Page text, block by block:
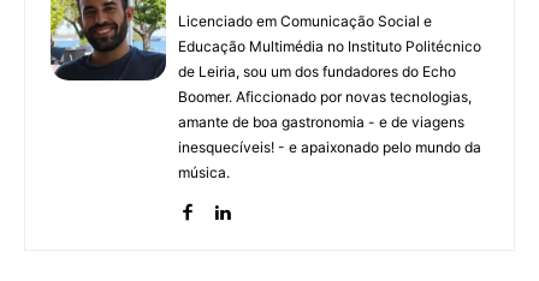
Licenciado em Comunicação Social e
Educação Multimédia no Instituto Politécnico
de Leiria, sou um dos fundadores do Echo
Boomer. Aficcionado por novas tecnologias,
amante de boa gastronomia - e de viagens
inesquecíveis! - e apaixonado pelo mundo da
música.